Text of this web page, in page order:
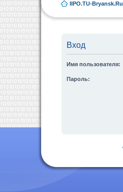
IIPO.TU-Bryansk.Ru
Вход
Имя пользователя:
Пароль: